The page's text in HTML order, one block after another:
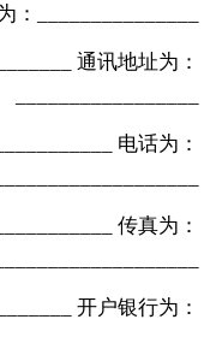
：_______________
通讯地址为：
电话为：
传真为：
开户银行为：